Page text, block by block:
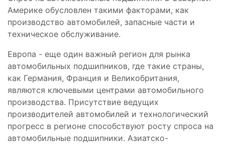
Америке обусловлен такими факторами, как
производство автомобилей, запасные части и
техническое обслуживание.
Европа - еще один важный регион для рынка
автомобильных подшипников, где такие страны,
как Германия, Франция и Великобритания,
являются ключевыми центрами автомобильного
производства. Присутствие ведущих
производителей автомобилей и технологический
прогресс в регионе способствуют росту спроса на
автомобильные подшипники. Азиатско-